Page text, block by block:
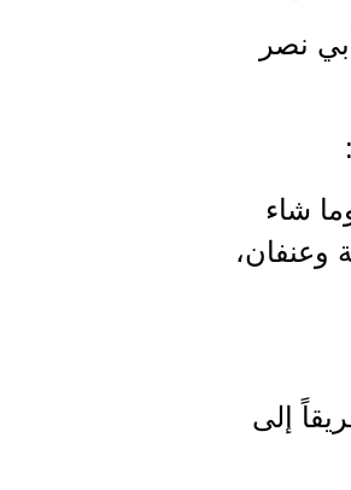
نصر
شاء
وعنفان،
إلى